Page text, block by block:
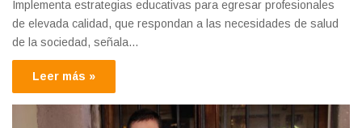
Implementa estrategias educativas para egresar profesionales
de elevada calidad, que respondan a las necesidades de salud
de la sociedad, señala…
Leer más »